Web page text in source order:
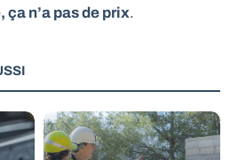
ça n’a pas de prix.